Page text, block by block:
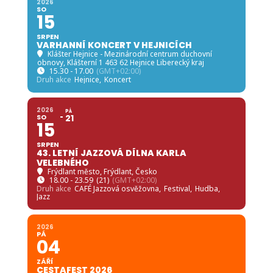
2026
SO
15
SRPEN
VARHANNÍ KONCERT V HEJNICÍCH
Klášter Hejnice - Mezinárodní centrum duchovní
obnovy, Klášterní 1 463 62 Hejnice Liberecký kraj
15.30 - 17.00 (GMT+02:00)
Druh akce Hejnice, Koncert
2026
SO
15
SRPEN
PÁ
21
43. LETNÍ JAZZOVÁ DÍLNA KARLA
VELEBNÉHO
Frýdlant město, Frýdlant, Česko
18.00 - 23.59 (21) (GMT+02:00)
Druh akce CAFÉ Jazzová osvěžovna, Festival, Hudba,
Jazz
2026
PÁ
04
ZÁŘÍ
CESTAFEST 2026